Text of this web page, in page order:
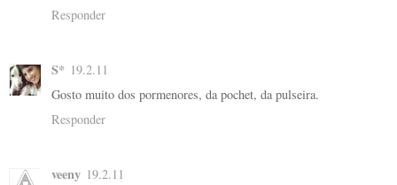
Responder
S* 19.2.11
Gosto muito dos pormenores, da pochet, da pulseira.
Responder
veeny 19.2.11